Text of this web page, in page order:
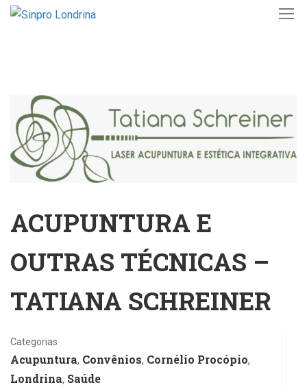
ACUPUNTURA E
OUTRAS TÉCNICAS –
TATIANA SCHREINER
Categorias
Acupuntura, Convênios, Cornélio Procópio,
Londrina, Saúde